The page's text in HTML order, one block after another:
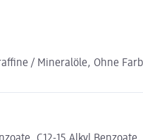
/ Mineralöle, Ohne